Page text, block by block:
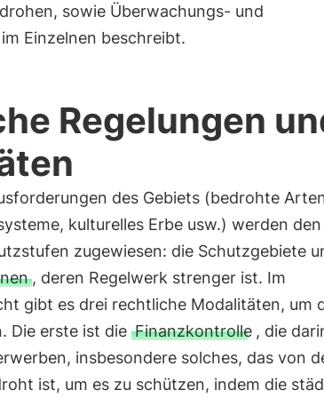
sowie Überwachungs- und
Einzelnen beschreibt.
Regelungen
des Gebiets (bedrohte
kulturelles Erbe usw.) werden den
zugewiesen: die Schutzgebiete
, deren Regelwerk strenger ist. Im
gibt es drei rechtliche Modalitäten, um
Die erste ist die Finanzkontrolle , die
insbesondere solches, das von
ist, um es zu schützen, indem die